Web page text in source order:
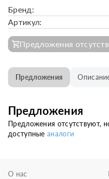
Бренд:
Артикул:
Предложения
Предложения
Предложения
Предложения отсутствуют,
доступныеаналоги
О нас